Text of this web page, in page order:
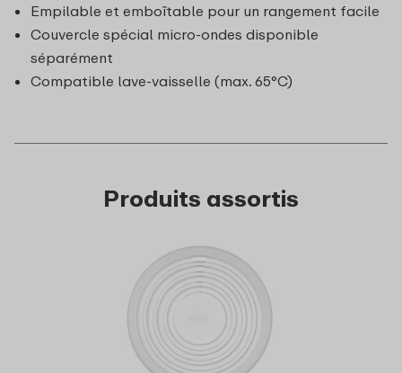
Empilable et emboîtable pour un rangement facile
Couvercle spécial micro-ondes disponible
séparément
Compatible lave-vaisselle (max. 65°C)
Produits assortis